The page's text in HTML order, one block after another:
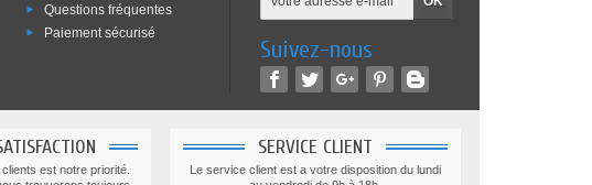
Questions fréquentes
Paiement sécurisé
Suivez-nous
est notre priorité.
SERVICE CLIENT
Le service client est a votre disposition du lundi